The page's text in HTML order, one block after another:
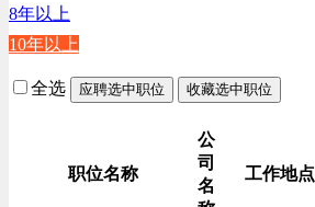
互联网/电子商务/游戏类
建筑装潢/市政建设类
通信/移动互联网/手机类
技工/维修类
生产/加工/认证类
8年以上
10年以上
全选 应聘选中职位 收藏选中职位
职位名称
公
司
名
工作地点